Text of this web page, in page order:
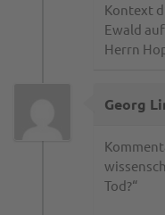
Kontext
Ewald
Herrn
Georg
Tod?“